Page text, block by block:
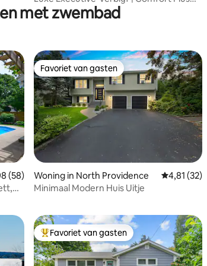
Elite-verblijf
met zwembad
beoordeling van 4,98 op 5, 58 recensies
(58)
Favoriet van gasten
Favoriet van gasten
Woning in North Providence
4,81 (32)
Minimaal Modern Huis Uitje
Topfavoriet van gasten
Favoriet van gasten